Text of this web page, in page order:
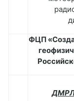
ФЦП